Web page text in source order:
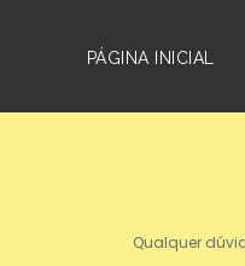
PÁGINA INICIAL
Qualquer